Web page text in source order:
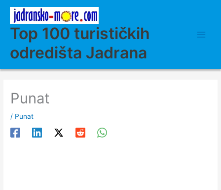
contentTop 100 turističkih
odredišta Jadrana
Punat
/ Punat